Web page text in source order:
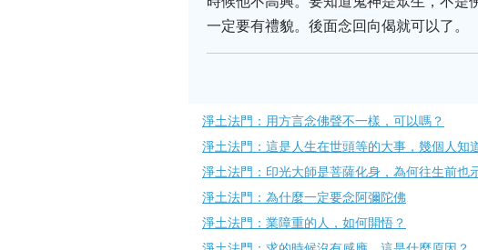
一定要有禮貌。後面念回向偈就可以了。
淨土法門：用方言念佛聲不一樣，可以嗎？
淨土法門：這是人生在世頭等的大事，幾個人知
淨土法門：印光大師是菩薩化身，為何往生前也
淨土法門：為什麼一定要念阿彌陀佛
淨土法門：業障重的人，如何開悟？